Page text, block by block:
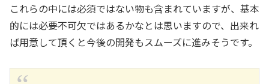
これらの中には必須ではない物も含まれていますが、基本
的には必要不可欠ではあるかなとは思いますので、出来れ
ば用意して頂くと今後の開発もスムーズに進みそうです。